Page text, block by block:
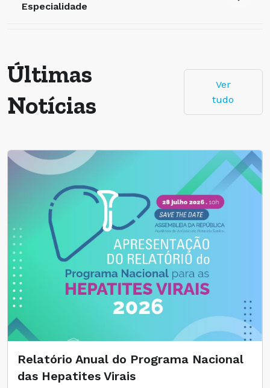
Especialidade
Últimas
Notícias
Ver
tudo
Relatório Anual do Programa Nacional
das Hepatites Virais